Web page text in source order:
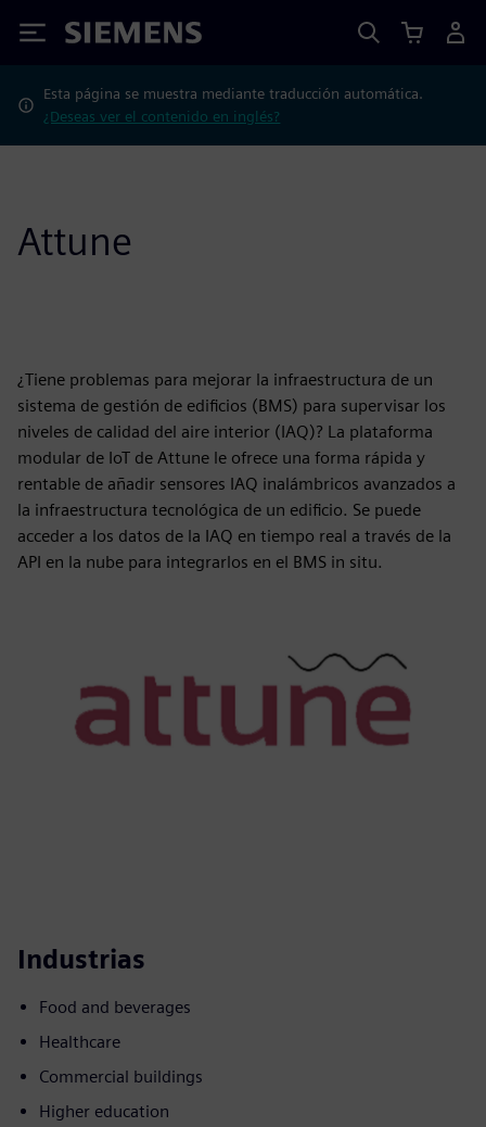
Siemens
Esta página se muestra mediante traducción automática.
¿Deseas ver el contenido en inglés?
Attune
¿Tiene problemas para mejorar la infraestructura de un
sistema de gestión de edificios (BMS) para supervisar los
niveles de calidad del aire interior (IAQ)? La plataforma
modular de IoT de Attune le ofrece una forma rápida y
rentable de añadir sensores IAQ inalámbricos avanzados a
la infraestructura tecnológica de un edificio. Se puede
acceder a los datos de la IAQ en tiempo real a través de la
API en la nube para integrarlos en el BMS in situ.
Industrias
Food and beverages
Healthcare
Commercial buildings
Higher education